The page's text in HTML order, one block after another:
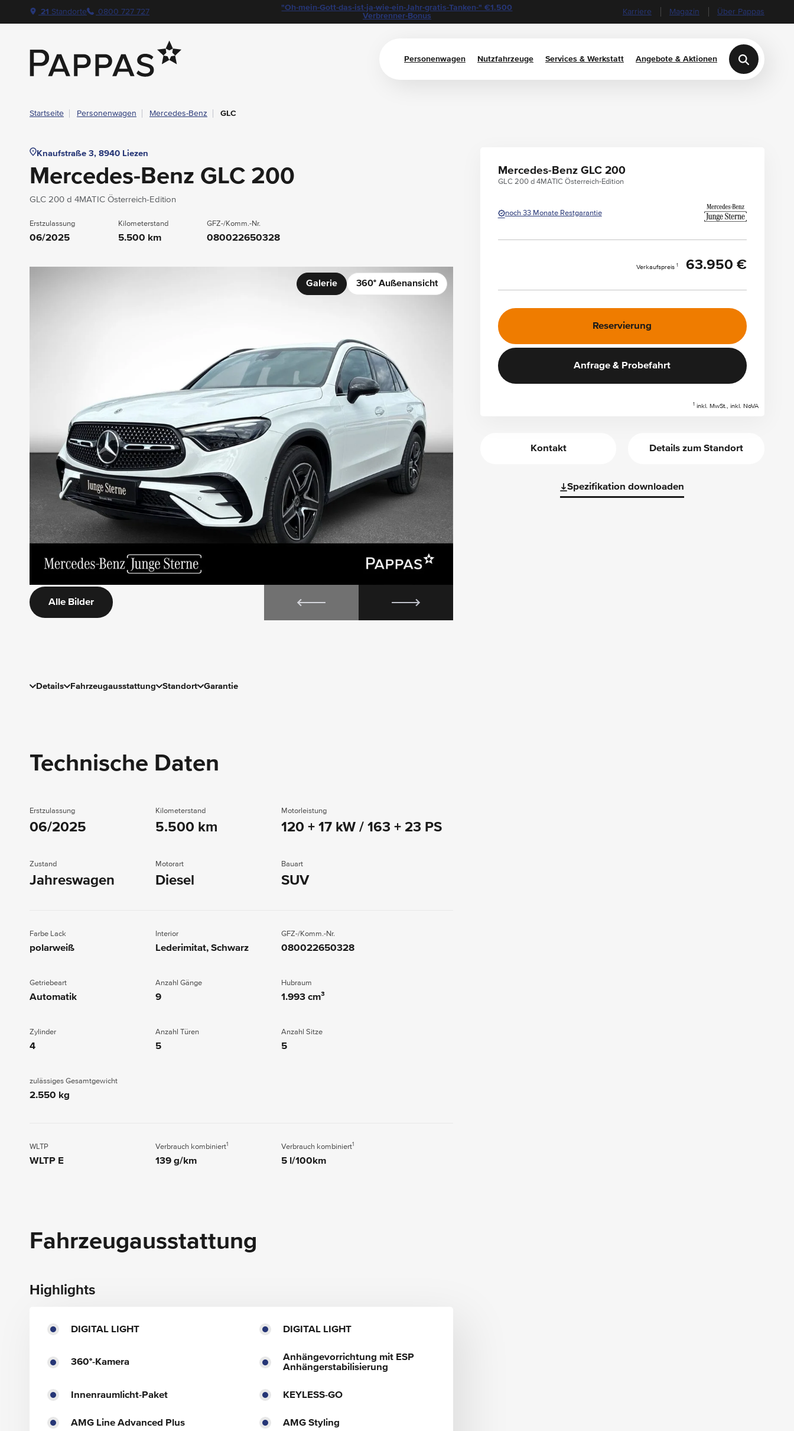
Navigation überspringen
Zum Hauptcontent
Zur Hauptnavigation springen
layout.table-of-content
Technische Daten
Fahrzeugausstattung
Standort & Ansprechpartner
Ihre Vorteile auf einen Blick
Das könnte Sie auch interessieren
Angebote & Aktionen bei Pappas
21 Standorte 0800 727 727
"Oh-mein-Gott-das-ist-ja-wie-ein-Jahr-gratis-Tanken-" €1.500
Verbrenner-Bonus
Karriere Magazin Über Pappas
Personenwagen Nutzfahrzeuge Services & Werkstatt Angebote & Aktionen
Startseite Personenwagen Mercedes-Benz GLC
Knaufstraße 3, 8940 Liezen
Mercedes-Benz GLC 200
GLC 200 d 4MATIC Österreich-Edition
Erstzulassung
06/2025
Kilometerstand
5.500 km
GFZ-/Komm.-Nr.
080022650328
Galerie 360° Außenansicht
Alle Bilder
Details Fahrzeugausstattung Standort Garantie
Technische Daten
Erstzulassung
06/2025
Kilometerstand
5.500 km
Motorleistung
120 + 17 kW / 163 + 23 PS
Zustand
Jahreswagen
Motorart
Diesel
Bauart
SUV
Farbe Lack
polarweiß
Interior
Lederimitat, Schwarz
GFZ-/Komm.-Nr.
080022650328
Getriebeart
Automatik
Anzahl Gänge
9
Hubraum
1.993 cm³
Zylinder
4
Anzahl Türen
5
Anzahl Sitze
5
zulässiges Gesamtgewicht
2.550 kg
WLTP
WLTP E
Verbrauch kombiniert1
139 g/km
Verbrauch kombiniert1
5 l/100km
Fahrzeugausstattung
Highlights
DIGITAL LIGHT DIGITAL LIGHT
360°-Kamera
Anhängevorrichtung mit ESP
Anhängerstabilisierung
Innenraumlicht-Paket KEYLESS-GO
AMG Line Advanced Plus AMG Styling
Mercedes-Benz GLC 200
GLC 200 d 4MATIC Österreich-Edition
noch 33 Monate Restgarantie
Verkaufspreis 1 63.950 €
Reservierung
Anfrage & Probefahrt
1 inkl. MwSt., inkl. NoVA
Kontakt Details zum Standort
Spezifikation downloaden